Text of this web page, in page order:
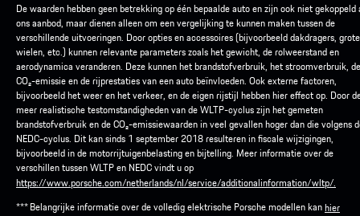
De waarden hebben geen betrekking op één bepaalde auto en zijn ook niet gekoppeld
ons aanbod, maar dienen alleen om een vergelijking te kunnen maken tussen de
verschillende uitvoeringen. Door opties en accessoires (bijvoorbeeld dakdragers,
wielen, etc.) kunnen relevante parameters zoals het gewicht, de rolweerstand en
aerodynamica veranderen. Deze kunnen het brandstofverbruik, het stroomverbruik, de
CO₂-emissie en de rijprestaties van een auto beïnvloeden. Ook externe factoren,
bijvoorbeeld het weer en het verkeer, en de eigen rijstijl hebben hier effect op. Door
meer realistische testomstandigheden van de WLTP-cyclus zijn het gemeten
brandstofverbruik en de CO₂-emissiewaarden in veel gevallen hoger dan die volgens
NEDC-cyclus. Dit kan sinds 1 september 2018 resulteren in fiscale wijzigingen,
bijvoorbeeld in de motorrijtuigenbelasting en bijtelling. Meer informatie over de
verschillen tussen WLTP en NEDC vindt u op
https://www.porsche.com/netherlands/nl/service/additionalinformation/wltp/.
*** Belangrijke informatie over de volledig elektrische Porsche modellen kanhier